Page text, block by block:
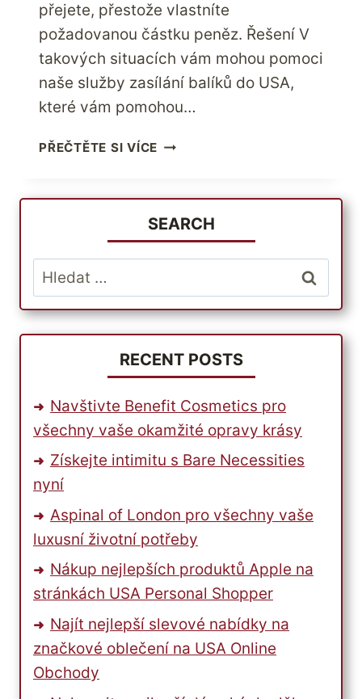
přejete, přestože vlastníte
požadovanou částku peněz. Řešení V
takových situacích vám mohou pomoci
naše služby zasílání balíků do USA,
které vám pomohou…
PŘEČTĚTE SI VÍCE JAK
USA
ODKUDKOLI
NA
SVĚTĚ?
SEARCH
Vyhledávání
RECENT POSTS
Navštivte Benefit Cosmetics pro
všechny vaše okamžité opravy krásy
Získejte intimitu s Bare Necessities
nyní
Aspinal of London pro všechny vaše
luxusní životní potřeby
Nákup nejlepších produktů Apple na
stránkách USA Personal Shopper
Najít nejlepší slevové nabídky na
značkové oblečení na USA Online
Obchody